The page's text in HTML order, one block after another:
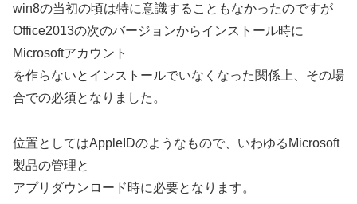
win8の当初の頃は特に意識することもなかったのですが
Office2013の次のバージョンからインストール時に
Microsoftアカウント
を作らないとインストールでいなくなった関係上、その場
合での必須となりました。
位置としてはAppleIDのようなもので、いわゆるMicrosoft
製品の管理と
アプリダウンロード時に必要となります。